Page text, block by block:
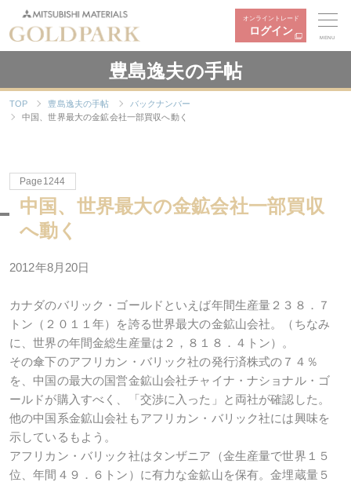
オンライントレード
ログイン
MENU
豊島逸夫の手帖
TOP 豊島逸夫の手帖
バックナンバー
中国、世界最大の金鉱会社一部買収へ動く
Page1244
中国、世界最大の金鉱会社一部買収
へ動く
2012年8月20日
カナダのバリック・ゴールドといえば年間生産量２３８．７
トン（２０１１年）を誇る世界最大の金鉱山会社。（ちなみ
に、世界の年間金総生産量は２，８１８．４トン）。
その傘下のアフリカン・バリック社の発行済株式の７４％
を、中国の最大の国営金鉱山会社チャイナ・ナショナル・ゴ
ールドが購入すべく、「交渉に入った」と両社が確認した。
他の中国系金鉱山会社もアフリカン・バリック社には興味を
示しているもよう。
アフリカン・バリック社はタンザニア（金生産量で世界１５
位、年間４９．６トン）に有力な金鉱山を保有。金埋蔵量５